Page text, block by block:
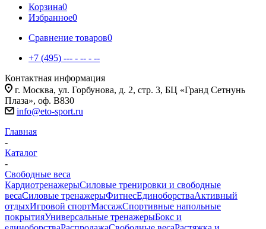
Корзина0
Избранное0
Сравнение товаров0
+7 (495) --- - -- - --
Контактная информация
г. Москва, ул. Горбунова, д. 2, стр. 3, БЦ «Гранд Сетнунь
Плаза», оф. В830
info@eto-sport.ru
Главная
-
Каталог
-
Свободные веса
КардиотренажерыСиловые тренировки и свободные
весаСиловые тренажерыФитнесЕдиноборстваАктивный
отдыхИгровой спортМассажСпортивные напольные
покрытияУниверсальные тренажерыБокс и